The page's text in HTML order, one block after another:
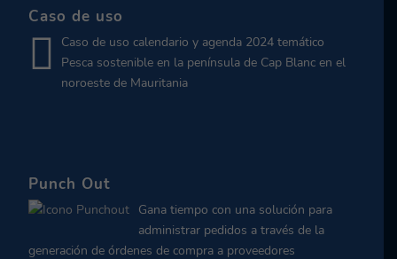
Caso de uso
Caso de uso calendario y agenda 2024 temático
Pesca sostenible en la península de Cap Blanc en el
noroeste de Mauritania
Punch Out
Gana tiempo con una solución para
administrar pedidos a través de la
generación de órdenes de compra a proveedores